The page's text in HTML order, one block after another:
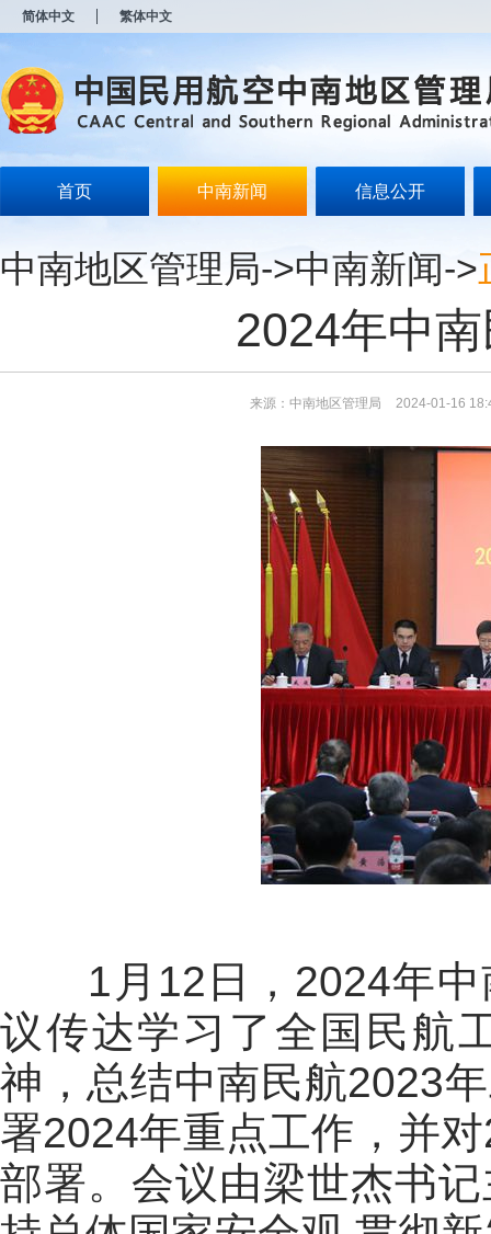
简体中文 繁体中文
首页 中南新闻 信息公开
中南地区管理局->中南新闻->
2024年中
来源：中南地区管理局 2024-01-16
1月12日，2024年中
议传达学习了全国民航
神，总结中南民航2023
署2024年重点工作，并
部署。会议由梁世杰书
开
无
障
说
Alt